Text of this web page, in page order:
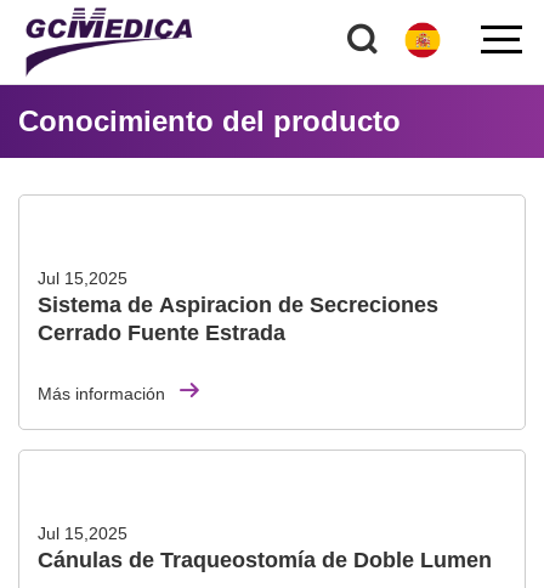
Conocimiento del producto
Jul 15,2025
Sistema de Aspiracion de Secreciones
Cerrado Fuente Estrada
Más información
Jul 15,2025
Cánulas de Traqueostomía de Doble Lumen